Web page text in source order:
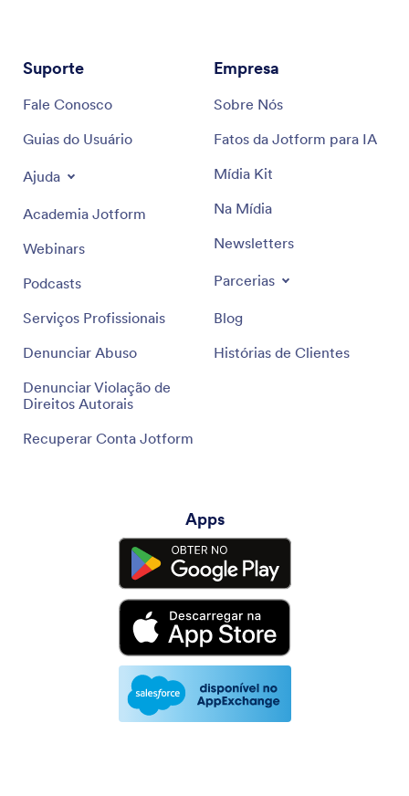
Suporte
Fale Conosco
Guias do Usuário
Ajuda
Academia Jotform
Webinars
Podcasts
Serviços Profissionais
Denunciar Abuso
Denunciar Violação de
Direitos Autorais
Recuperar Conta Jotform
Empresa
Sobre Nós
Fatos da Jotform para IA
Mídia Kit
Na Mídia
Newsletters
Parcerias
Blog
Histórias de Clientes
Apps